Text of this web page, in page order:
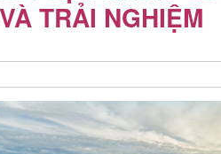
TRẢI NGHIỆM